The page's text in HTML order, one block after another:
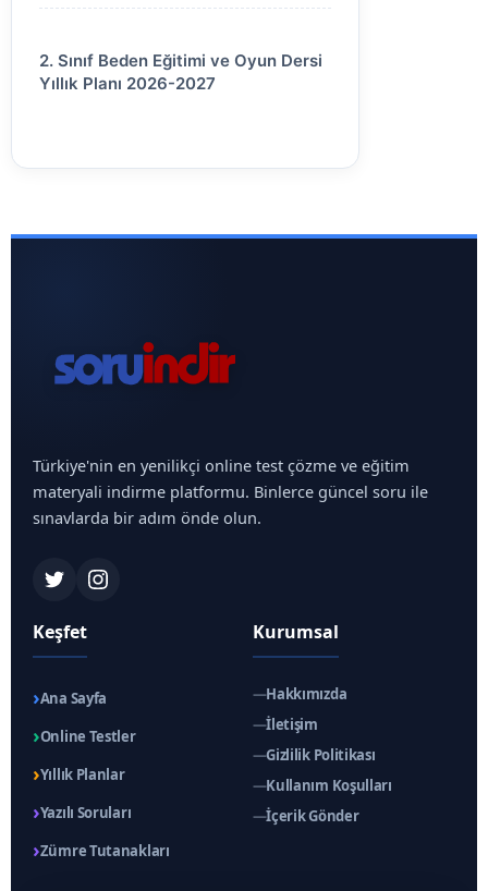
2. Sınıf Beden Eğitimi ve Oyun Dersi
Yıllık Planı 2026-2027
Türkiye'nin en yenilikçi online test çözme ve eğitim
materyali indirme platformu. Binlerce güncel soru ile
sınavlarda bir adım önde olun.
Keşfet
›Ana Sayfa
›Online Testler
›Yıllık Planlar
›Yazılı Soruları
›Zümre Tutanakları
Kurumsal
—Hakkımızda
—İletişim
—Gizlilik Politikası
—Kullanım Koşulları
—İçerik Gönder